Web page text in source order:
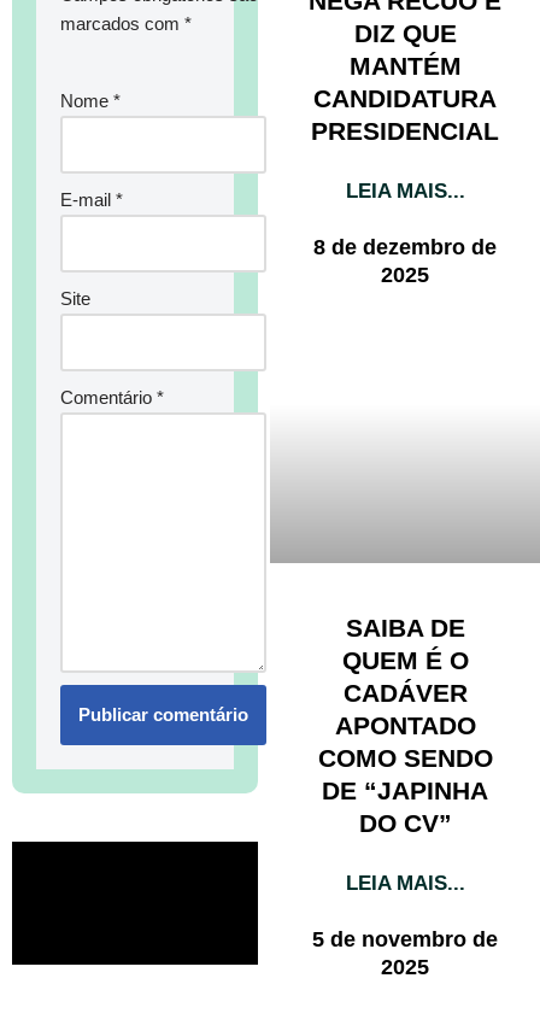
marcados com *
Nome *
E-mail *
Site
Comentário *
DIZ QUE
MANTÉM
CANDIDATURA
PRESIDENCIAL
LEIA MAIS...
8 de dezembro de
2025
SAIBA DE
QUEM É O
CADÁVER
APONTADO
COMO SENDO
DE “JAPINHA
DO CV”
LEIA MAIS...
5 de novembro de
2025